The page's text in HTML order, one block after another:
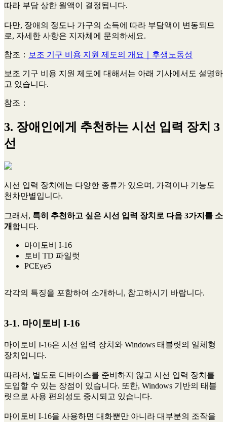
따라 부담 상한 월액이 결정됩니다.
다만, 장애의 정도나 가구의 소득에 따라 부담액이 변동되므
로, 자세한 사항은 지자체에 문의하세요.
참조： 보조 기구 비용 지원 제도의 개요｜후생노동성
보조 기구 비용 지원 제도에 대해서는 아래 기사에서도 설명하
고 있습니다.
참조：
3. 장애인에게 추천하는 시선 입력 장치 3
선
시선 입력 장치에는 다양한 종류가 있으며, 가격이나 기능도
천차만별입니다.
그래서, 특히 추천하고 싶은 시선 입력 장치로 다음 3가지를 소
개 합니다.
마이토비 I-16
토비 TD 파일럿
PCEye5
각각의 특징을 포함하여 소개하니, 참고하시기 바랍니다.
3-1. 마이토비 I-16
마이토비 I-16은 시선 입력 장치와 Windows 태블릿의 일체형
장치입니다.
따라서, 별도로 디바이스를 준비하지 않고 시선 입력 장치를
도입할 수 있는 장점이 있습니다. 또한, Windows 기반의 태블
릿으로 사용 편의성도 중시되고 있습니다.
마이토비 I-16을 사용하면 대화뿐만 아니라 대부분의 조작을